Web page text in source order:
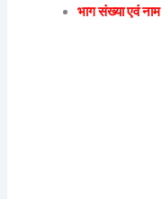
भाग संख्या एवं नाम